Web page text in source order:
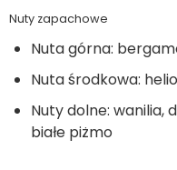
Nuty zapachowe
Nuta górna:
Nuta środkowa:
Nuty dolne: wanilia,
białe piżmo